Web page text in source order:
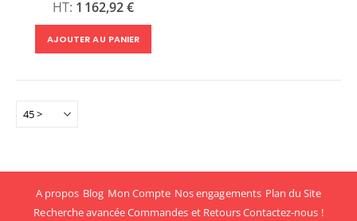
1 162,92 €
AJOUTER AU PANIER
A propos Blog Mon Compte Nos engagements Plan du Site
Recherche avancéeCommandes et RetoursContactez-nous !